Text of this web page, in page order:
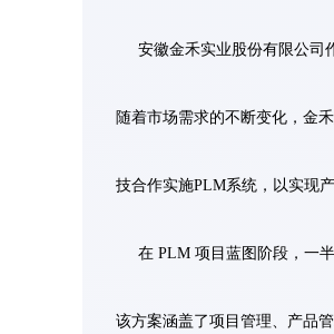
安徽金禾实业股份有限公司
随着市场需求的不断变化，金
技合作实施PLM系统，以实现
在 PLM 项目蓝图阶段，一
该方案涵盖了项目管理、产品